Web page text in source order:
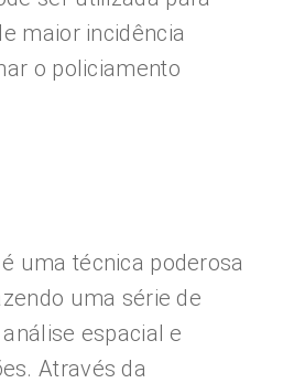
maior incidência
o policiamento
uma técnica poderosa
uma série de
espacial e
Através da